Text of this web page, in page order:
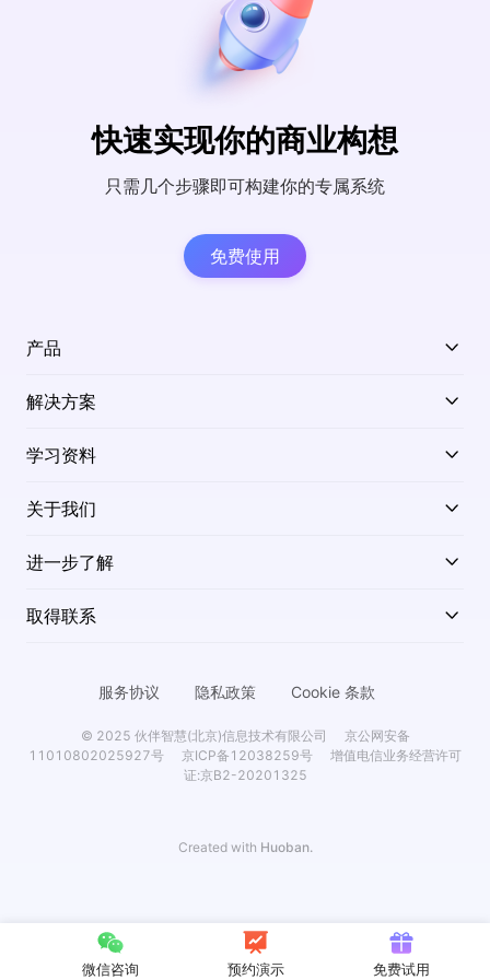
微信咨询 预约演示 免费试用
快速实现你的商业构想
只需几个步骤即可构建你的专属系统
免费使用
产品
解决方案
学习资料
关于我们
进一步了解
取得联系
服务协议 隐私政策 Cookie 条款
© 2025 伙伴智慧(北京)信息技术有限公司
京公网安备
11010802025927号
京ICP备12038259号
增值电信业务经营许可
证:京B2-20201325
Created with Huoban.